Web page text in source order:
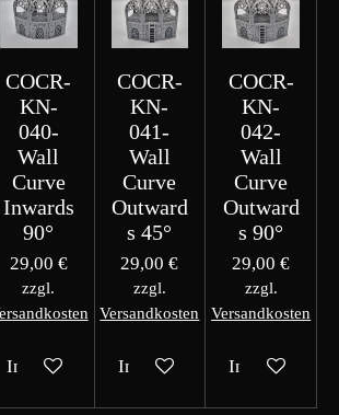
COCR-
KN-
040-
Wall
Curve
Inwards
90°
29,00 €
zzgl.
In den Warenkorb
COCR-
KN-
041-
Wall
Curve
Outward
s 45°
29,00 €
zzgl.
Versandkosten
In den Warenkorb
COCR-
KN-
042-
Wall
Curve
Outward
s 90°
29,00 €
zzgl.
Versandkosten
In den